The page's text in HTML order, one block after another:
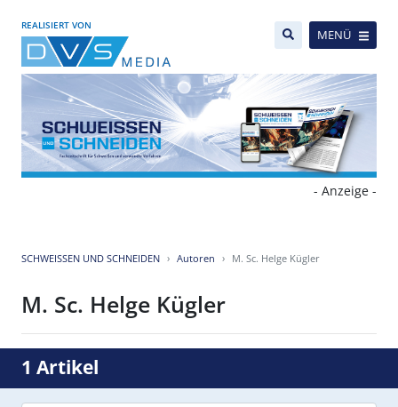
REALISIERT VON
MENÜ
- Anzeige -
SCHWEISSEN UND SCHNEIDEN Autoren M. Sc. Helge Kügler
M. Sc. Helge Kügler
1 Artikel